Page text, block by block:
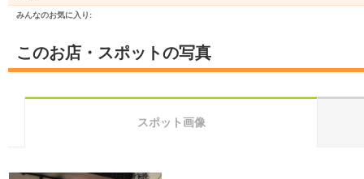
みんなのお気に入り:
このお店・スポットの写真
スポット画像